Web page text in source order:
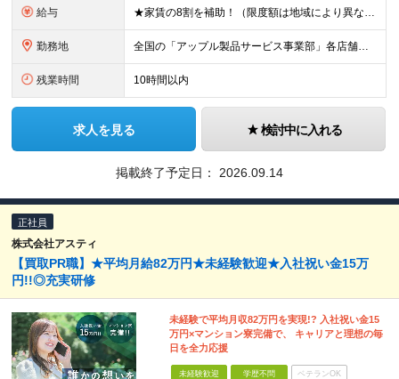
給与 ★家賃の8割を補助！（限度額は地域により異なる） ※転勤による引っ越しが発生する場合 ＝＝＝＝＝＝＝＝＝＝＝＝＝＝＝＝＝＝＝＝＝＝＝ 例えば、家賃7.5万円なら6万円は会社で負担。 あなたが支払うのは
勤務地 全国の「アップル製品サービス事業部」各店舗となります ※アップル製品サービス単独店に配属の可能性もあります ※最初の配属先は希望を最大限考慮した上で決定します ▼詳しい勤務地住所は下記URLをご確認
残業時間 10時間以内
求人を見る 検討中に入れる
掲載終了予定日： 2026.09.14
正社員
株式会社アスティ
【買取PR職】★平均月給82万円★未経験歓迎★入社祝い金15万
円!!◎充実研修
未経験で平均月収82万円を実現!? 入社祝い金15
万円×マンション寮完備で、 キャリアと理想の毎
日を全力応援
未経験歓迎 学歴不問 ベテランOK